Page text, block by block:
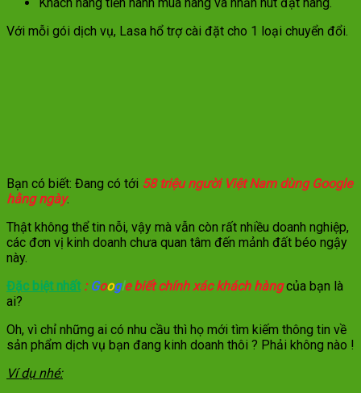
Khách hàng tiến hành mua hàng và nhấn nút đặt hàng.
Với mỗi gói dịch vụ, Lasa hổ trợ cài đặt cho 1 loại chuyển đổi.
Bạn có biết: Đang có tới 58 triệu người Việt Nam dùng Google
hằng ngày.
Thật không thể tin nỗi, vậy mà vẫn còn rất nhiều doanh nghiệp,
các đơn vị kinh doanh chưa quan tâm đến mảnh đất béo ngậy
này.
Đặc biệt nhất: Google biết chính xác khách hàngcủa bạn là
ai?
Oh, vì chỉ những ai có nhu cầu thì họ mới tìm kiếm thông tin về
sản phẩm dịch vụ bạn đang kinh doanh thôi ? Phải không nào !
Ví dụ nhé: